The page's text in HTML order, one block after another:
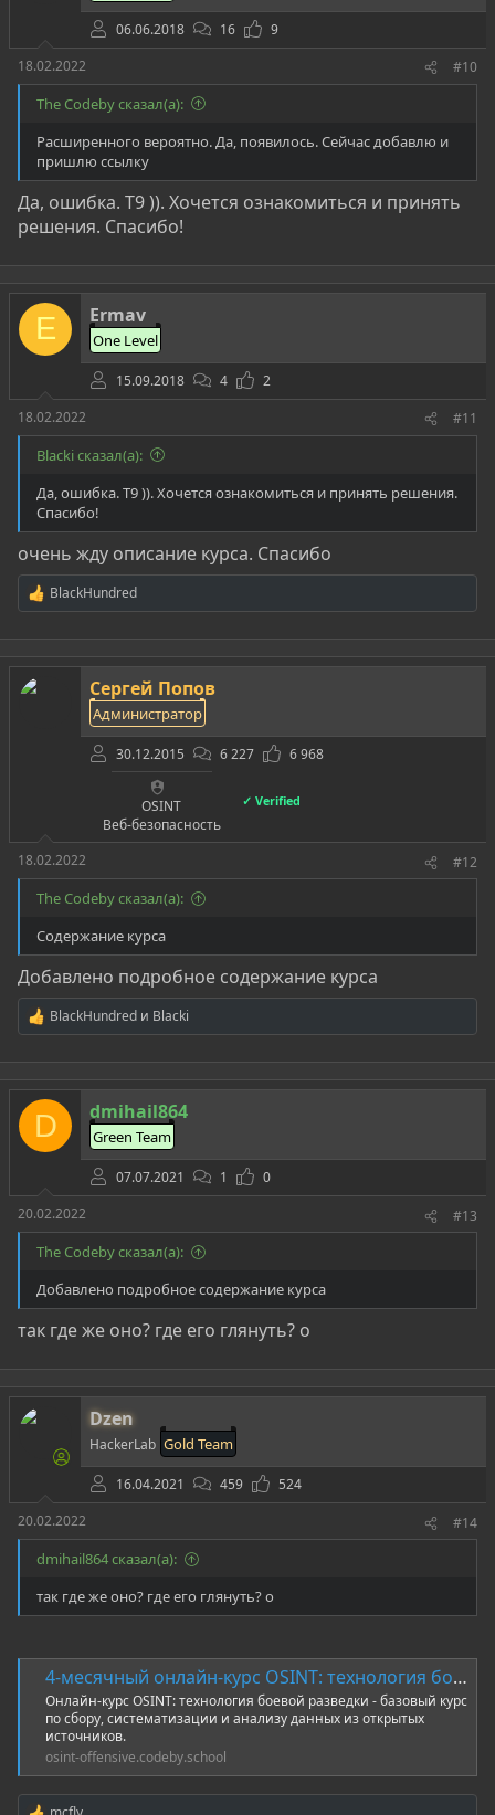
06.06.2018 16
9
18.02.2022
#10
The Codeby сказал(а):
Расширенного вероятно. Да, появилось. Сейчас добавлю и
пришлю ссылку
Да, ошибка. Т9 )). Хочется ознакомиться и принять
решения. Спасибо!
E Ermav
One Level
15.09.2018 4
2
18.02.2022
#11
Blacki сказал(а):
Да, ошибка. Т9 )). Хочется ознакомиться и принять решения.
Спасибо!
очень жду описание курса. Спасибо
Р
е
а
ц
и
BlackHundred
Сергей Попов
Администратор
30.12.2015 6 227 6 968
OSINT
Веб-безопасность
✓ Verified
18.02.2022 #12
The Codeby сказал(а):
Содержание курса
Добавлено подробное содержание курса
Р
е
а
к
ц
и
:
BlackHundred и Blacki
D dmihail864
Green Team
07.07.2021 1
0
20.02.2022
#13
The Codeby сказал(а):
Добавлено подробное содержание курса
так где же оно? где его глянуть? о
Dzen
HackerLab Gold Team
16.04.2021 459
524
20.02.2022
#14
dmihail864 сказал(а):
так где же оно? где его глянуть? о
4-месячный онлайн-курс OSINT: технология боевой разведки
Онлайн-курс OSINT: технология боевой разведки - базовый курс
по сбору, систематизации и анализу данных из открытых
источников.
osint-offensive.codeby.school